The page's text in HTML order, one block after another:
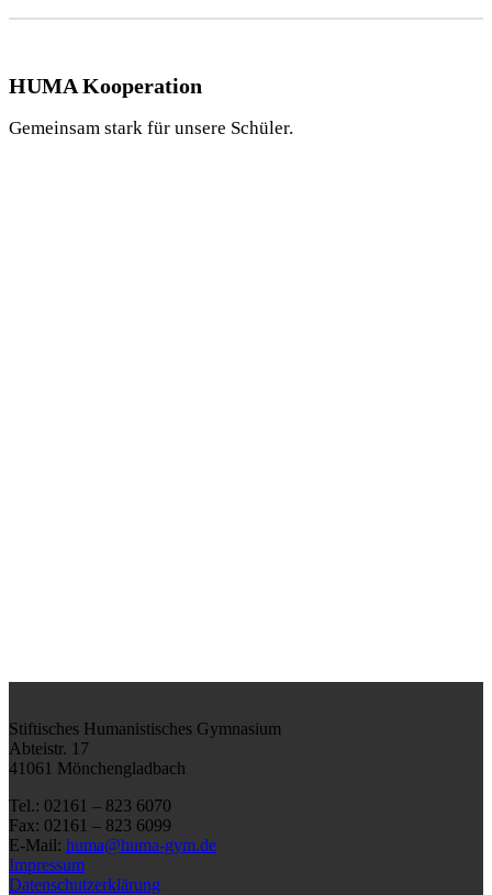
HUMA Kooperation
Gemeinsam stark für unsere Schüler.
Stiftisches Humanistisches Gymnasium
Abteistr. 17
41061 Mönchengladbach
Tel.: 02161 – 823 6070
Fax: 02161 – 823 6099
E-Mail: huma@huma-gym.de
Impressum
Datenschutzerklärung